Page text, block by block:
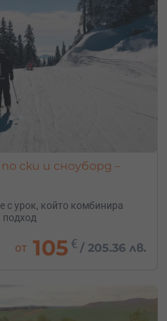
ски и сноуборд –
с урок, който комбинира
подход
от 105 € / 205.36 лв.